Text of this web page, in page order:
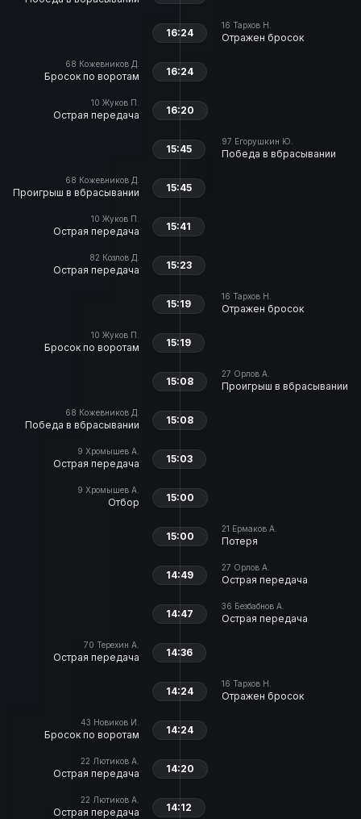
16 Тархов Н.
Отражен бросок
16:24
68 Кожевников Д.
Бросок по воротам 16:24
10 Жуков П.
Острая передача 16:20
97 Егорушкин Ю.
Победа в вбрасывании
15:45
68 Кожевников Д.
Проигрыш в вбрасывании 15:45
10 Жуков П.
Острая передача 15:41
82 Козлов Д.
Острая передача 15:23
16 Тархов Н.
Отражен бросок
15:19
10 Жуков П.
Бросок по воротам 15:19
27 Орлов А.
Проигрыш в вбрасывании
15:08
68 Кожевников Д.
Победа в вбрасывании 15:08
9 Хромышев А.
Острая передача 15:03
9 Хромышев А.
Отбор 15:00
21 Ермаков А.
Потеря
15:00
27 Орлов А.
Острая передача
14:49
36 Безбабнов А.
Острая передача
14:47
70 Терехин А.
Острая передача 14:36
16 Тархов Н.
Отражен бросок
14:24
43 Новиков И.
Бросок по воротам 14:24
22 Лютиков А.
Острая передача 14:20
22 Лютиков А.
Острая передача 14:12